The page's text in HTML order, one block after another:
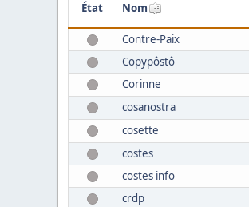
État Nom
Contre-Paix
Copypôstô
Corinne
cosanostra
cosette
costes
costes info
crdp